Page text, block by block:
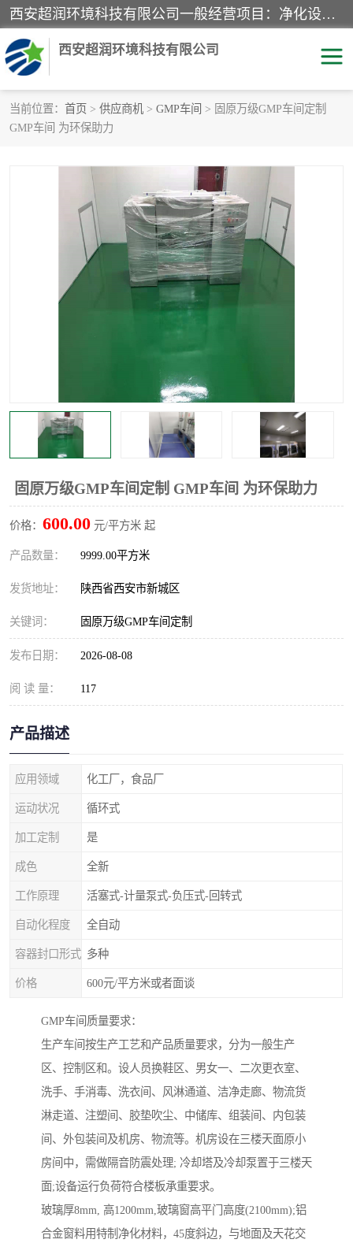
西安超润环境科技有限公司一般经营项目：净化设备、厨房设备、五金机电设备、不锈钢制品、彩钢夹心板、水处理设备的研发、销售；空气净化设备、办公设备、通风设备、建筑材料、金属材料的销售；净化工程、钢结构工程、机电设备工程的设计与施工及技术咨询服务；货物及技术的进出口的业务经营。
西安超润环境科技有限公司
当前位置： 首页 > 供应商机 > GMP车间 > 固原万级GMP车间定制
GMP车间 为环保助力
固原万级GMP车间定制 GMP车间 为环保助力
价格： 600.00 元/平方米 起
产品数量： 9999.00平方米
发货地址： 陕西省西安市新城区
关键词： 固原万级GMP车间定制
发布日期： 2026-08-08
阅 读 量： 117
产品描述
应用领域 化工厂，食品厂
运动状况 循环式
加工定制 是
成色 全新
工作原理 活塞式-计量泵式-负压式-回转式
自动化程度 全自动
容器封口形式 多种
价格 600元/平方米或者面谈
GMP车间质量要求：
生产车间按生产工艺和产品质量要求，分为一般生产
区、控制区和。设人员换鞋区、男女一、二次更衣室、
洗手、手消毒、洗衣间、风淋通道、洁净走廊、物流货
淋走道、注塑间、胶垫吹尘、中储库、组装间、内包装
间、外包装间及机房、物流等。机房设在三楼天面原小
房间中，需做隔音防震处理; 冷却塔及冷却泵置于三楼天
面;设备运行负荷符合楼板承重要求。
玻璃厚8mm, 高1200mm,玻璃窗高平门高度(2100mm);铝
合金窗料用特制净化材料，45度斜边，与地面及天花交
洁净手术室
粉尘废气净化 洁净室工程
净化车间工程 GMP车间